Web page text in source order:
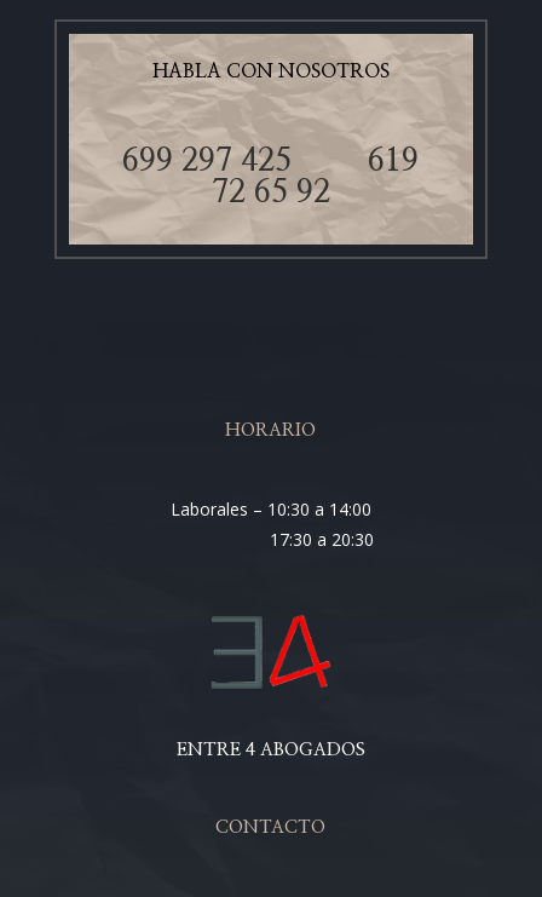
HABLA CON NOSOTROS
699 297 425619
72 65 92
HORARIO
Laborales – 10:30 a 14:00
17:30 a 20:30
ENTRE 4 ABOGADOS
CONTACTO